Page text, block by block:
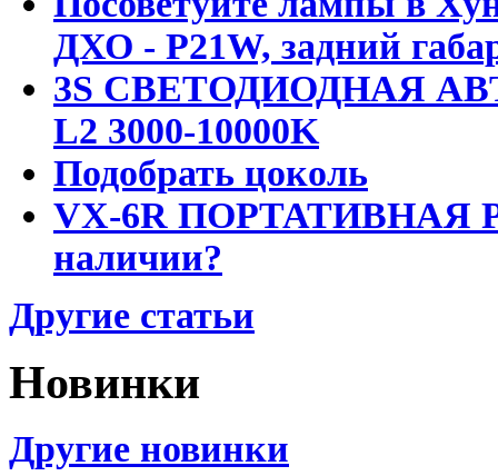
ДХО - P21W, задний
3S СВЕТОДИОДНАЯ
L2 3000-10000K
Подобрать цоколь
VX-6R ПОРТАТИВНАЯ
наличии?
Другие статьи
Новинки
Другие новинки